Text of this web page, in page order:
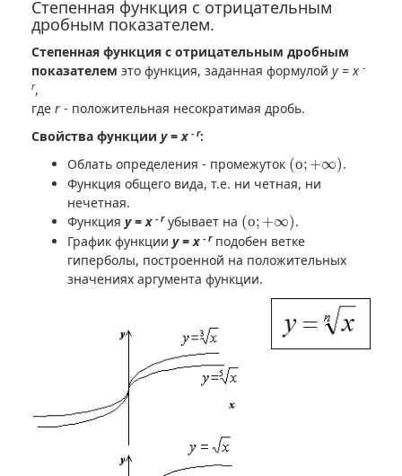
Степенная функция с отрицательным
дробным показателем.
Степенная функция с отрицательным дробным
показателем это функция, заданная формулой y = x -
r,
где r - положительная несократимая дробь.
Свойства функции y = x - r:
Облать определения - промежуток (о; +∞)
(о +
.
Функция общего вида, т.е. ни четная, ни
нечетная.
Функция y = x - rубывает на (о; +∞)
(о +
.
График функции y = x - r подобен ветке
гиперболы, построенной на положительных
значениях аргумента функции.